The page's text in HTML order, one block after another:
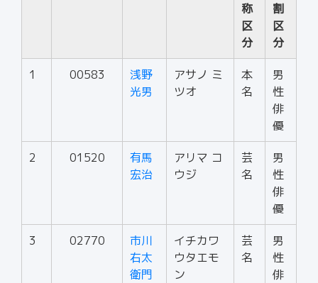
称
区
分
割
区
分
1 00583
浅野
光男
アサノ ミ
ツオ
本
名
男
性
俳
優
2 01520
有馬
宏治
アリマ コ
ウジ
芸
名
男
性
俳
優
3 02770
市川
右太
衛門
イチカワ
ウタエモ
ン
芸
名
男
性
俳